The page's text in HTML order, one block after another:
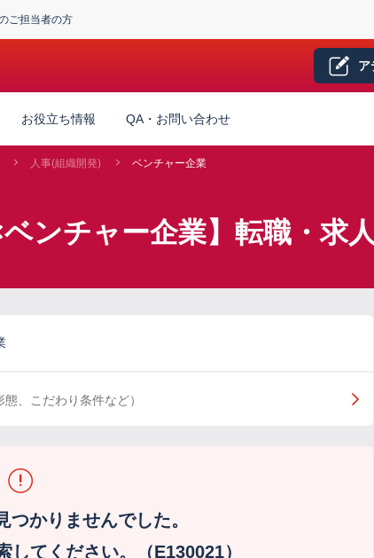
ご担当者の方
ア
お役立ち情報 QA・お問い合わせ
人事(組織開発) ベンチャー企業
ンチャー企業】転職・求
、こだわり条件など）
つかりませんでした。
てください。（E130021）